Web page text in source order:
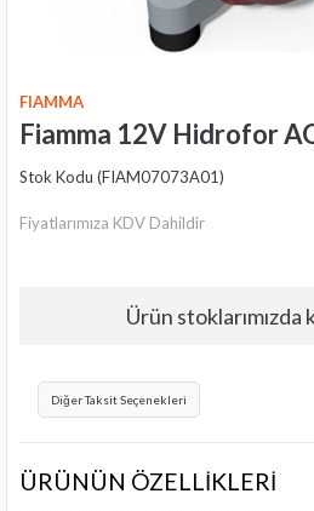
FIAMMA
Fiamma 12V Hidrofor
Stok Kodu (FIAM07073A01)
Fiyatlarımıza KDV Dahildir
Ürün stoklarımızda
Diğer Taksit Seçenekleri
ÜRÜNÜN ÖZELLİKLERİ